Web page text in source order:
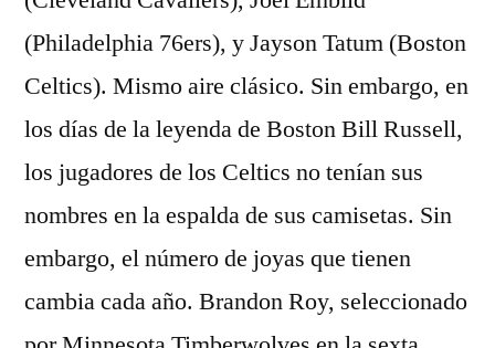
(Philadelphia 76ers), y Jayson Tatum (Boston
Celtics). Mismo aire clásico. Sin embargo, en
los días de la leyenda de Boston Bill Russell,
los jugadores de los Celtics no tenían sus
nombres en la espalda de sus camisetas. Sin
embargo, el número de joyas que tienen
cambia cada año. Brandon Roy, seleccionado